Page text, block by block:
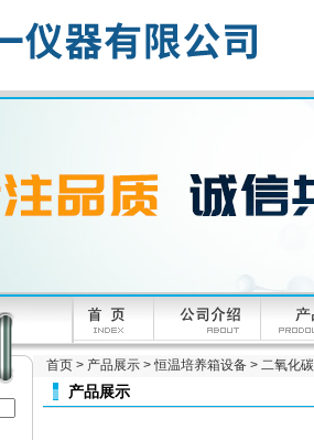
首页 > 产品展示 >恒温培养箱设备 > 二氧化
产品展示